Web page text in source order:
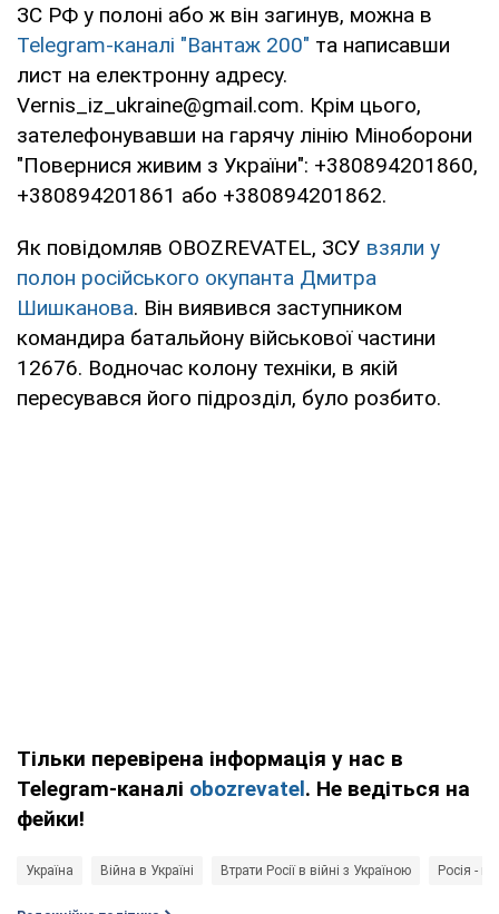
ЗС РФ у полоні або ж він загинув, можна в
Telegram-каналі "Вантаж 200" та написавши
лист на електронну адресу.
Vernis_iz_ukraine@gmail.com. Крім цього,
зателефонувавши на гарячу лінію Міноборони
"Повернися живим з України": +380894201860,
+380894201861 або +380894201862.
Як повідомляв OBOZREVATEL, ЗСУ взяли у
полон російського окупанта Дмитра
Шишканова. Він виявився заступником
командира батальйону військової частини
12676. Водночас колону техніки, в якій
пересувався його підрозділ, було розбито.
Тільки перевірена інформація у нас в
Telegram-каналі obozrevatel. Не ведіться на
фейки!
Україна Війна в Україні Втрати Росії в війні з Україною Росія -